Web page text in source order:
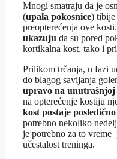
Mnogi smatraju da je
(upala pokosnice) tibije
preopterećenja ove
ukazuju da su pored
kortikalna kost, tako i
Prilikom trčanja, u fazi
do blagog savijanja
upravo na unutrašnjoj
na opterećenje kostiju
kost postaje
potrebno nekoliko
je potrebno za to
učestalost treninga.